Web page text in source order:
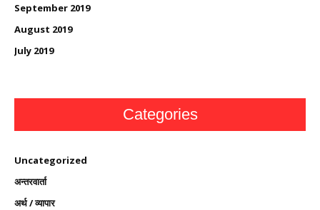
September 2019
August 2019
July 2019
Categories
Uncategorized
अन्तरवार्ता
अर्थ / व्यापार